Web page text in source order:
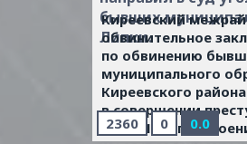
бывших
Липки.
Киреевский
обвинительное
по обвинению
муниципального
Киреевского
в совершении
ч.3 ст.160
2360 0 0.0